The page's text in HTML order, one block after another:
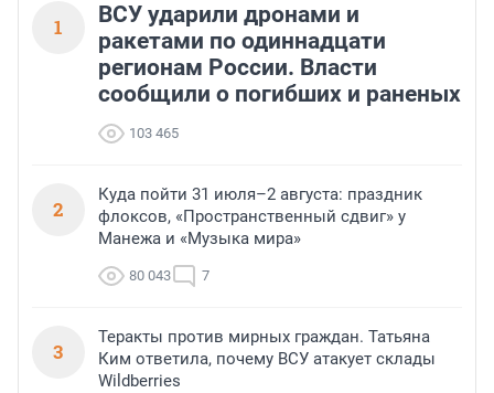
1
ВСУ ударили дронами и
ракетами по одиннадцати
регионам России. Власти
сообщили о погибших и раненых
103 465
2
Куда пойти 31 июля–2 августа: праздник
флоксов, «Пространственный сдвиг» у
Манежа и «Музыка мира»
80 043 7
3
Теракты против мирных граждан. Татьяна
Ким ответила, почему ВСУ атакует склады
Wildberries